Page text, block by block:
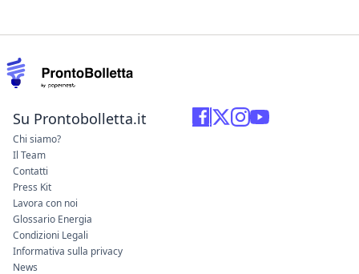
Su Prontobolletta.it
Chi siamo?
Il Team
Contatti
Press Kit
Lavora con noi
Glossario Energia
Condizioni Legali
Informativa sulla privacy
News